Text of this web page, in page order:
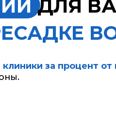
за процент от продаж